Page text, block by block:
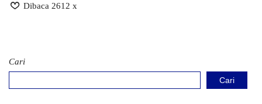
Dibaca 2612 x
Cari
Cari